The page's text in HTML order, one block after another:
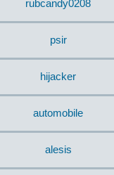
rubcandy0208
psir
hijacker
automobile
alesis